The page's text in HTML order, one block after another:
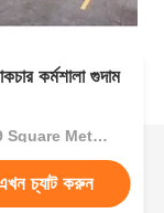
কর্মশালা গুদাম
মূল্য：$30-49 Square Meters
চ্যাট করুন